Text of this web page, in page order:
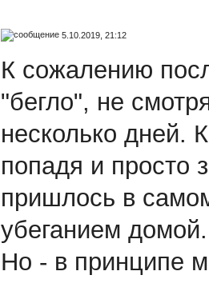
5.10.2019, 21:12
К сожалению
"бегло", не
несколько дней.
попадя и просто
пришлось в
убеганием домой.
Но - в принципе